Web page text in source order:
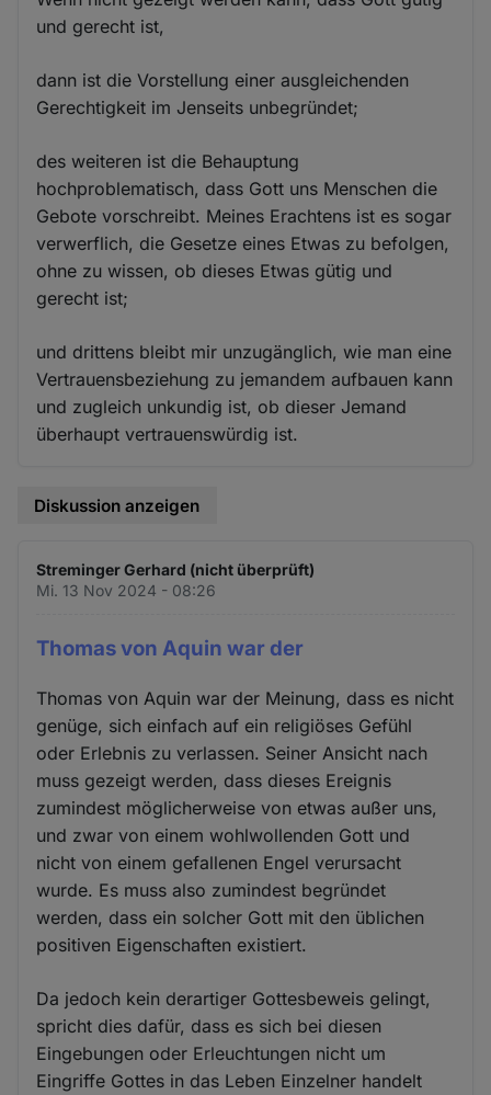
und gerecht ist,
dann ist die Vorstellung einer ausgleichenden
Gerechtigkeit im Jenseits unbegründet;
des weiteren ist die Behauptung
hochproblematisch, dass Gott uns Menschen die
Gebote vorschreibt. Meines Erachtens ist es sogar
verwerflich, die Gesetze eines Etwas zu befolgen,
ohne zu wissen, ob dieses Etwas gütig und
gerecht ist;
und drittens bleibt mir unzugänglich, wie man eine
Vertrauensbeziehung zu jemandem aufbauen kann
und zugleich unkundig ist, ob dieser Jemand
überhaupt vertrauenswürdig ist.
Diskussion anzeigen
Streminger Gerhard (nicht überprüft)
Mi. 13 Nov 2024 - 08:26
Thomas von Aquin war der
Thomas von Aquin war der Meinung, dass es nicht
genüge, sich einfach auf ein religiöses Gefühl
oder Erlebnis zu verlassen. Seiner Ansicht nach
muss gezeigt werden, dass dieses Ereignis
zumindest möglicherweise von etwas außer uns,
und zwar von einem wohlwollenden Gott und
nicht von einem gefallenen Engel verursacht
wurde. Es muss also zumindest begründet
werden, dass ein solcher Gott mit den üblichen
positiven Eigenschaften existiert.
Da jedoch kein derartiger Gottesbeweis gelingt,
spricht dies dafür, dass es sich bei diesen
Eingebungen oder Erleuchtungen nicht um
Eingriffe Gottes in das Leben Einzelner handelt